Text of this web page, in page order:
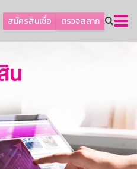
สมัครสินเชื่อ ตรวจสลาก